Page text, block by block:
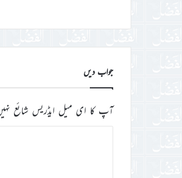
جواب دیں
آپ کا ای میل ایڈریس شائع